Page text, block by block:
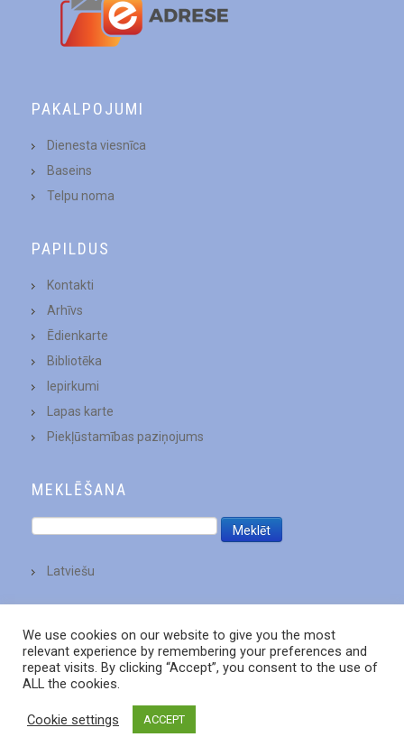
PAKALPOJUMI
Dienesta viesnīca
Baseins
Telpu noma
PAPILDUS
Kontakti
Arhīvs
Ēdienkarte
Bibliotēka
Iepirkumi
Lapas karte
Piekļūstamības paziņojums
MEKLĒŠANA
Latviešu
We use cookies on our website to give you the most
relevant experience by remembering your preferences and
repeat visits. By clicking “Accept”, you consent to the use of
ALL the cookies.
Cookie settings ACCEPT